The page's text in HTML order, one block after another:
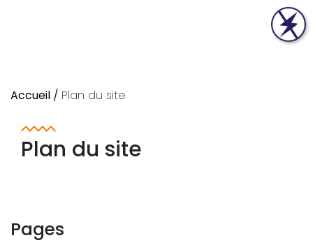
Accueil / Plan du site
Plan du site
Pages